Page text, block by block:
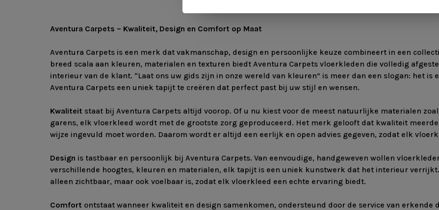
Aventura Carpets – Kwaliteit, Design en Comfort op Maat
Aventura Carpets is een merk dat vakmanschap, design en persoonlijke keuze combineert in een
breed scala aan kleuren, materialen en texturen biedt Aventura Carpets vloerkleden die volledig
interieur van de klant. “Laat ons uw gids zijn in onze wereld van kleuren” is meer dan een slogan: het
Aventura Carpets een uniek tapijt te creëren dat perfect past bij uw stijl en wensen.
Kwaliteit staat bij Aventura Carpets altijd voorop. Of u nu kiest voor de meest natuurlijke materialen
garens, elk vloerkleed wordt met de grootste zorg geproduceerd. Het merk gelooft dat kwaliteit
wijze ingevuld moet worden. Daarom wordt er altijd een eerlijk en open advies gegeven, zodat elk
Design is tastbaar en persoonlijk bij Aventura Carpets. Van eenvoudige, handgeweven wollen
verschillende hoogtes, kleuren en materialen, elk tapijt is een uniek kunstwerk dat het interieur
alleen zichtbaar, maar ook voelbaar is, zodat elk vloerkleed een echte ervaring biedt.
Comfort ontstaat wanneer kwaliteit en design samenkomen, ondersteund door de service van erkende